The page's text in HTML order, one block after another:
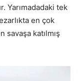
Yarımadadaki tek
en çok
katılmış